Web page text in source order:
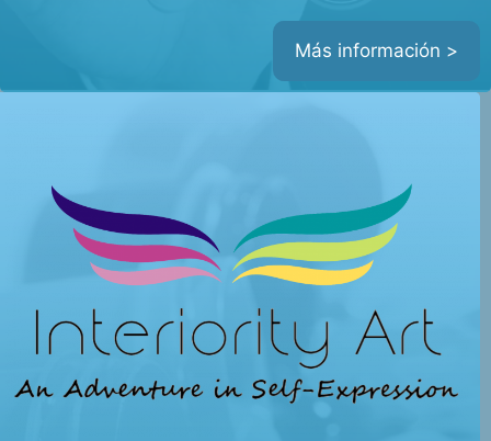
Más información >